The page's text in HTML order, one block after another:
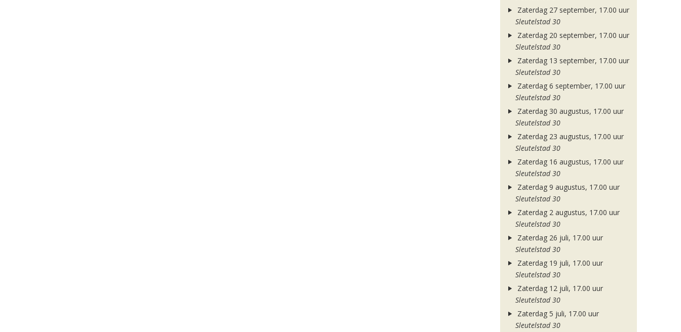
Zaterdag 27 september, 17.00 uur
Sleutelstad 30
Zaterdag 20 september, 17.00 uur
Sleutelstad 30
Zaterdag 13 september, 17.00 uur
Sleutelstad 30
Zaterdag 6 september, 17.00 uur
Sleutelstad 30
Zaterdag 30 augustus, 17.00 uur
Sleutelstad 30
Zaterdag 23 augustus, 17.00 uur
Sleutelstad 30
Zaterdag 16 augustus, 17.00 uur
Sleutelstad 30
Zaterdag 9 augustus, 17.00 uur
Sleutelstad 30
Zaterdag 2 augustus, 17.00 uur
Sleutelstad 30
Zaterdag 26 juli, 17.00 uur
Sleutelstad 30
Zaterdag 19 juli, 17.00 uur
Sleutelstad 30
Zaterdag 12 juli, 17.00 uur
Sleutelstad 30
Zaterdag 5 juli, 17.00 uur
Sleutelstad 30